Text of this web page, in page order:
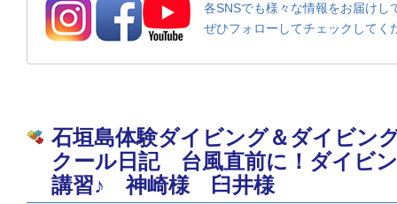
各SNSでも様々な情報をお届けし
ぜひフォローしてチェックしてく
石垣島体験ダイビング＆ダイビン
クール日記 台風直前に！ダイビ
講習♪ 神崎様 臼井様